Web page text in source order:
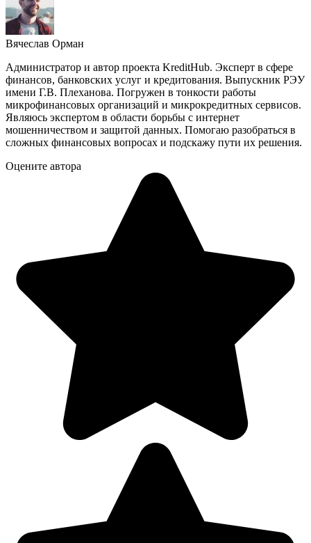
Вячеслав Орман
Администратор и автор проекта KreditHub. Эксперт в сфере
финансов, банковских услуг и кредитования. Выпускник РЭУ
имени Г.В. Плеханова. Погружен в тонкости работы
микрофинансовых организаций и микрокредитных сервисов.
Являюсь экспертом в области борьбы с интернет
мошенничеством и защитой данных. Помогаю разобраться в
сложных финансовых вопросах и подскажу пути их решения.
Оцените автора